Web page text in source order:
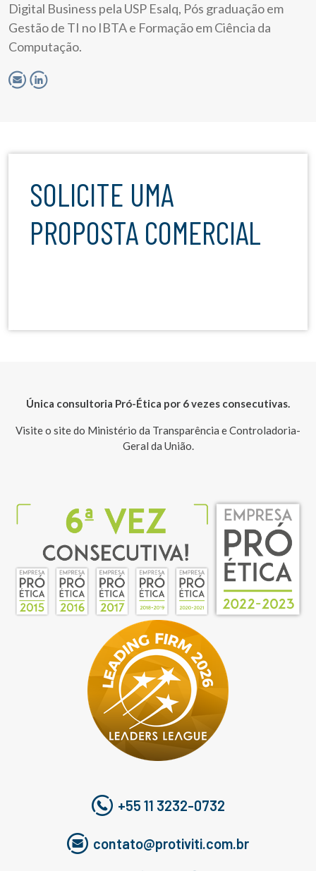
Digital Business pela USP Esalq, Pós graduação em
Gestão de TI no IBTA e Formação em Ciência da
Computação.
SOLICITE UMA
PROPOSTA COMERCIAL
Única consultoria Pró-Ética por 6 vezes consecutivas.
Visite o site do Ministério da Transparência e Controladoria-
Geral da União.
+55 11 3232-0732
contato@protiviti.com.br